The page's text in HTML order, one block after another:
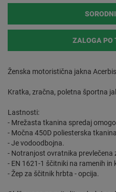
ZALOGA PO
Ženska motoristična jakna
Kratka, zračna, poletna športna
Lastnosti:
- Mrežasta tkanina spredaj
- Močna 450D poliesterska
- Je vodoodbojna.
- Notranjost ovratnika prevlečena
- EN 1621-1 ščitniki na ramenih in
- Žep za ščitnik hrbta - opcija.